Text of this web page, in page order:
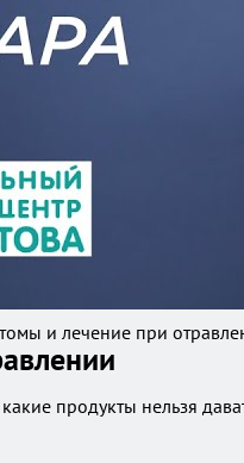
и лечение при
продукты нельзя